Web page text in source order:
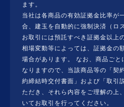
ます。
当社は各商品の有効証拠金比率が
合、建玉を自動的に強制決済（ロ
お取引には預託すべき証拠金以上
相場変動等によっては、証拠金の
場合があります。 なお、商品ごと
なりますので、当該商品等の「契
約締結時交付書面」および「取引
ただき、それら内容をご理解の上
いてお取引を行ってください。